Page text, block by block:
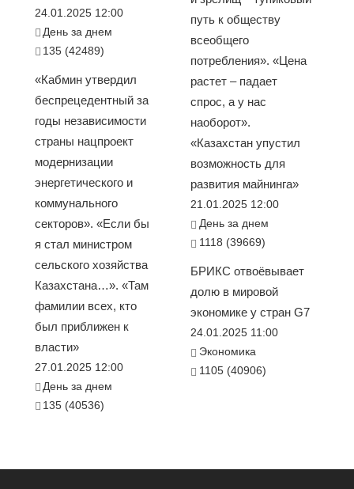
24.01.2025 12:00
День за днем
135 (42489)
«Кабмин утвердил
беспрецедентный за
годы независимости
страны нацпроект
модернизации
энергетического и
коммунального
секторов». «Если бы
я стал министром
сельского хозяйства
Казахстана…». «Там
фамилии всех, кто
был приближен к
власти»
27.01.2025 12:00
День за днем
135 (40536)
путь к обществу
всеобщего
потребления». «Цена
растет – падает
спрос, а у нас
наоборот».
«Казахстан упустил
возможность для
развития майнинга»
21.01.2025 12:00
День за днем
1118 (39669)
БРИКС отвоёвывает
долю в мировой
экономике у стран G7
24.01.2025 11:00
Экономика
1105 (40906)